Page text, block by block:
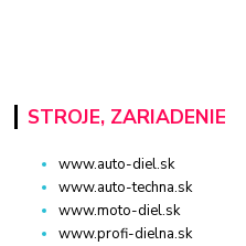
STROJE, ZARIADENIE
www.auto-diel.sk
www.auto-techna.sk
www.moto-diel.sk
www.profi-dielna.sk